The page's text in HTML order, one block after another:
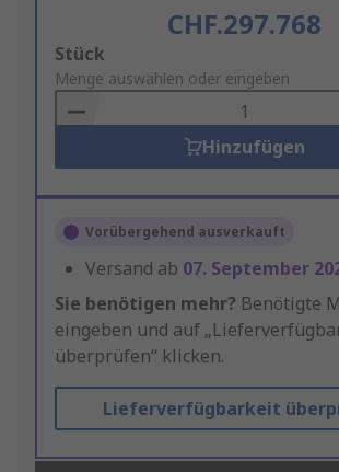
CHF.297.768
Add
to
Basket
Stück
Menge auswählen oder eingeben
Hinzufügen
Vorübergehend ausverkauft
Versand ab 07. September
Sie benötigen mehr? Benötigte
eingeben und auf
überprüfen“ klicken.
Lieferverfügbarkeit